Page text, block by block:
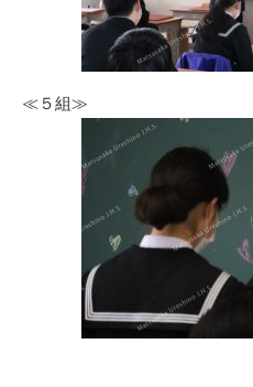
≪５組≫